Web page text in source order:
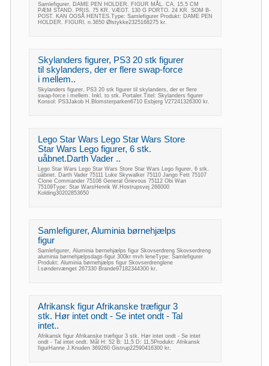
Samlefigurer, DAME PEN HOLDER. FIGUR MÅL. CA. 15,5 CM
PÆM STAND. PRIS. 75 KR. VÆGT. 130 G PORTO. 24 KR. SOM B-
POST. KAN OGSÅ HENTES.Type: Samlefigurer Produkt: DAME PEN
HOLDER. FIGURl. n.3650 Ølstykke2325168275 kr.
Skylanders figurer, PS3 20 stk figurer
til skylanders, der er flere swap-force
i mellem..
Skylanders figurer, PS3 20 stk figurer til skylanders, der er flere
swap-force i mellem. Inkl. to stk. Portaler.Titel: Skylanders figurer
Konsol: PS3Jakob H.Blomsterparken6710 Esbjerg V27241326300 kr.
Lego Star Wars Lego Star Wars Store
Star Wars Lego figurer, 6 stk.
uåbnet.Darth Vader ..
Lego Star Wars Lego Star Wars Store Star Wars Lego figurer, 6 stk.
uåbnet. Darth Vader 75111 Luke Skywalker 75110 Jango Fett 75107
Clone Commander 75108 General Grievous 75112 Obi Wan
75109Type: Star WarsHenrik W.Hostrupsvej 266000
Kolding30202853650
Samlefigurer, Aluminia børnehjælps
figur
Samlefigurer, Aluminia børnehjælps figur Skovserdreng Skovserdreng
aluminia børnehjælpsdags-figur 300kr mvh leneType: Samlefigurer
Produkt: Aluminia børnehjælps figur Skovserdrenglene
l.søndervænget 267330 Brande97182344300 kr.
Afrikansk figur Afrikanske træfigur 3
stk. Hør intet ondt - Se intet ondt - Tal
intet..
Afrikansk figur Afrikanske træfigur 3 stk. Hør intet ondt - Se intet
ondt - Tal intet ondt. Mål H: 52 B: 11,5 D: 11,5Produkt: Afrikansk
figurHanne J.Knuden 369260 Gistrup22590416300 kr.